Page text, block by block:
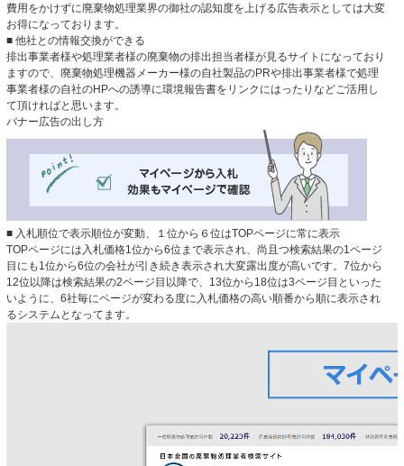
費用をかけずに廃棄物処理業界の御社の認知度を上げる広告表示としては大変
お得になっております。
■ 他社との情報交換ができる
排出事業者様や処理業者様の廃棄物の排出担当者様が見るサイトになっており
ますので、廃棄物処理機器メーカー様の自社製品のPRや排出事業者様で処理
事業者様の自社のHPへの誘導に環境報告書をリンクにはったりなどご活用し
て頂ければと思います。
バナー広告の出し方
■ 入札順位で表示順位が変動、１位から６位はTOPページに常に表示
TOPページには入札価格1位から6位まで表示され、尚且つ検索結果の1ページ
目にも1位から6位の会社が引き続き表示され大変露出度が高いです。7位から
12位以降は検索結果の2ページ目以降で、13位から18位は3ページ目といった
いように、6社毎にページが変わる度に入札価格の高い順番から順に表示され
るシステムとなってます。